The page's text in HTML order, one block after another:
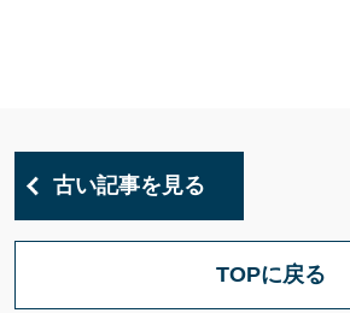
古い記事を見る
TOPに戻る